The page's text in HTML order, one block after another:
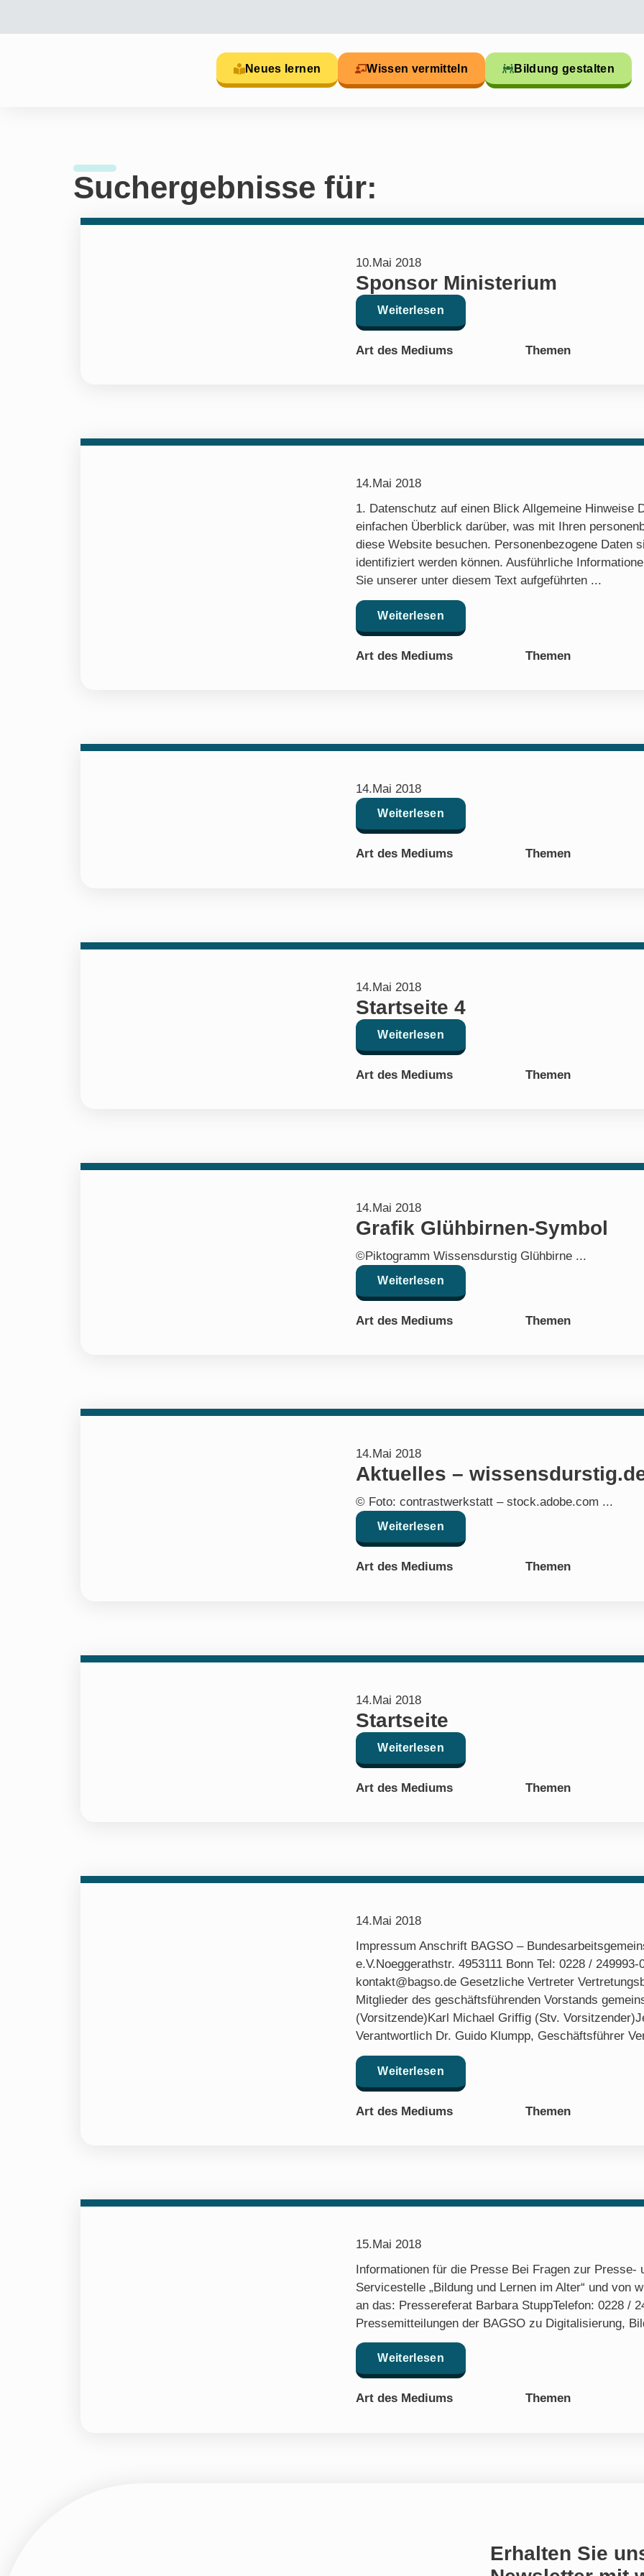
Neues lernen Wissen vermitteln Bildung gestalten
Suchergebnisse für:
10.Mai 2018
Sponsor Ministerium
Weiterlesen
Art des Mediums Themen
14.Mai 2018
1. Datenschutz auf einen Blick Allgemeine Hinweise
einfachen Überblick darüber, was mit Ihren
diese Website besuchen. Personenbezogene Daten
identifiziert werden können. Ausführliche
Sie unserer unter diesem Text aufgeführten ...
Weiterlesen
Art des Mediums Themen
14.Mai 2018
Weiterlesen
Art des Mediums Themen
14.Mai 2018
Startseite 4
Weiterlesen
Art des Mediums Themen
14.Mai 2018
Grafik Glühbirnen-Symbol
©Piktogramm Wissensdurstig Glühbirne ...
Weiterlesen
Art des Mediums Themen
14.Mai 2018
Aktuelles –
© Foto: contrastwerkstatt – stock.adobe.com ...
Weiterlesen
Art des Mediums Themen
14.Mai 2018
Startseite
Weiterlesen
Art des Mediums Themen
14.Mai 2018
Impressum Anschrift BAGSO –
e.V.Noeggerathstr. 4953111 Bonn Tel: 0228 /
kontakt@bagso.de Gesetzliche Vertreter
Mitglieder des geschäftsführenden Vorstands
(Vorsitzende)Karl Michael Griffig (Stv.
Verantwortlich Dr. Guido Klumpp, Geschäftsführer
Weiterlesen
Art des Mediums Themen
15.Mai 2018
Informationen für die Presse Bei Fragen zur
Servicestelle „Bildung und Lernen im Alter“ und von
an das: Pressereferat Barbara StuppTelefon: 0228 /
Pressemitteilungen der BAGSO zu Digitalisierung,
Weiterlesen
Art des Mediums Themen
Erhalten Sie